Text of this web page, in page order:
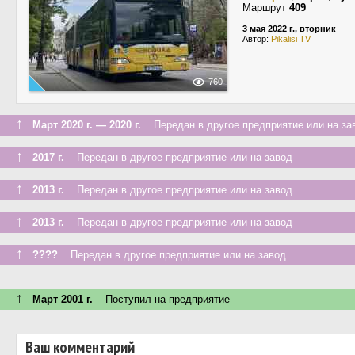
760
Маршрут 409
3 мая 2022 г., вторник
Автор: Pikalisi TV
↑ Март 2020 г. — 2020 г. Передан в другое предприятие или на
↑ 2017 г. Передан в другое предприятие или на завод
↑ 2013 г. Передан в другое предприятие или на завод
↑ 2013 г. Передан в другое предприятие или на завод
↑ ???? Передан в другое предприятие или на завод
↑ Март 2001 г. Поступил на предприятие
Ваш комментарий